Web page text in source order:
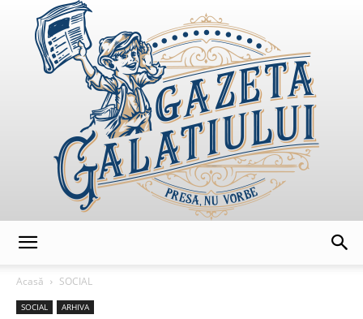
Acasă
SOCIAL
SOCIAL ARHIVA